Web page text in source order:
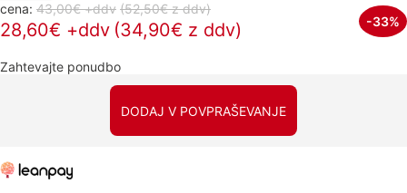
cena: 43,00€ +ddv (52,50€z ddv)
28,60€ +ddv (34,90€ z ddv) -33%
Zahtevajte ponudbo
DODAJ V POVPRAŠEVANJE